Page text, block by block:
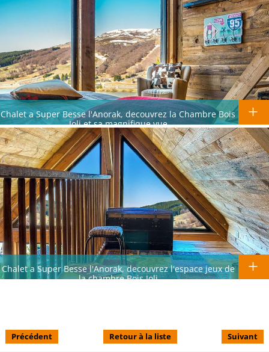
Chalet a Super Besse l'Anorak, decouvrez la Chambre Bois
Joli et sa magnifique vue
Chalet a Super Besse l'Anorak, decouvrez l'espace jeux de
la chambre Bois Joli
Précédent Retour à la liste Suivant